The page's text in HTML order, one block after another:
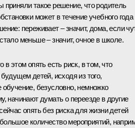
приняли такое решение, что родитель
может в течение учебного года
переживает – значит, дома, если
меньше – значит, очное в школе.
в этом опять есть риск, в том, что
детей, исходя из того,
обучение, безусловно, немножко
начинают думать о переезде в другие
опять без риска для жизни детей
количество мероприятий,